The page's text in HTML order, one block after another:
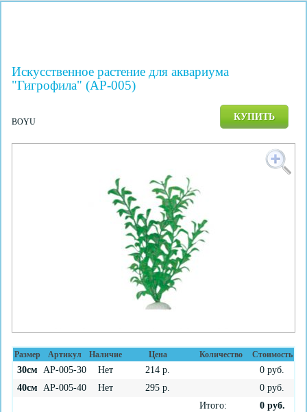
Искусственное растение для аквариума
"Гигрофила" (AP-005)
BOYU КУПИТЬ
Размер Артикул Наличие Цена Количество Стоимость
30см AP-005-30 Нет 214 р. 0 руб.
40см AP-005-40 Нет 295 р. 0 руб.
Итого:
0руб.